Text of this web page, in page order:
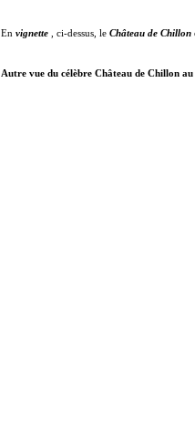
En vignette , ci-dessus, le Château de Chillon
Autre vue du célèbre Château de Chillon